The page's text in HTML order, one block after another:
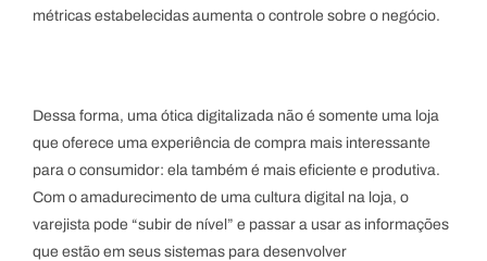
métricas estabelecidas aumenta o controle sobre o negócio.
Dessa forma, uma ótica digitalizada não é somente uma loja
que oferece uma experiência de compra mais interessante
para o consumidor: ela também é mais eficiente e produtiva.
Com o amadurecimento de uma cultura digital na loja, o
varejista pode “subir de nível” e passar a usar as informações
que estão em seus sistemas para desenvolver